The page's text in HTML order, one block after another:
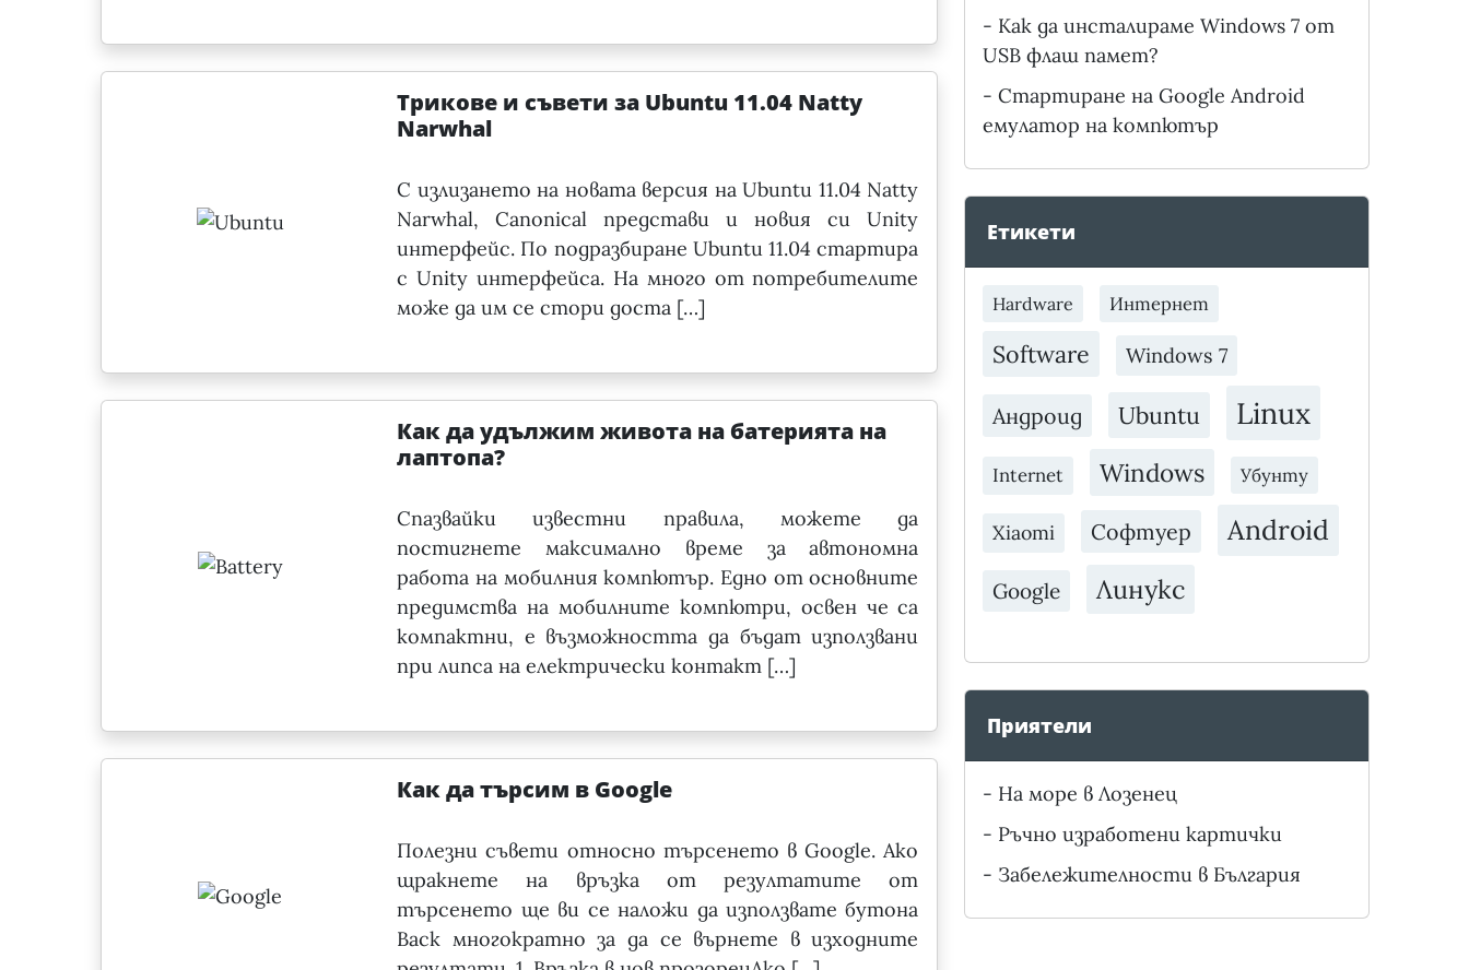
Трикове и съвети за Ubuntu 11.04 Natty
Narwhal
С излизането на новата версия на Ubuntu 11.04 Natty
Narwhal, Canonical представи и новия си Unity
интерфейс. По подразбиране Ubuntu 11.04 стартира
с Unity интерфейса. На много от потребителите
може да им се стори доста […]
Как да удължим живота на батерията на
лаптопа?
Спазвайки известни правила, можете да
постигнете максимално време за автономна
работа на мобилния компютър. Едно от основните
предимства на мобилните компютри, освен че са
компактни, е възможността да бъдат използвани
при липса на електрически контакт […]
Как да търсим в Google
Полезни съвети относно търсенето в Google. Ако
щракнете на връзка от резултатите от
търсенето ще ви се наложи да използвате бутона
Back многократно за да се върнете в изходните
- Как да инсталираме Windows 7 от
USB флаш памет?
- Стартиране на Google Android
емулатор на компютър
Етикети
Hardware Интернет
Software Windows 7
Андроид Ubuntu Linux
Internet Windows Убунту
Xiaomi Софтуер Android
Google Линукс
Приятели
- На море в Лозенец
- Ръчно изработени картички
- Забележителности в България